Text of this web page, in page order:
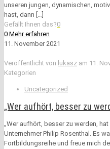
unseren jungen, dynamischen,
hast, dann
Gefällt Ihnen das?0
0 Mehr erfahren
11. November 2021
Veröffentlicht von lukasz am 11.
Kategorien
Uncategorized
„Wer aufhört, besser zu
„Wer aufhört, besser zu werden,
Unternehmer Philip Rosenthal. Es
Fortbildungsreihe und freue mich